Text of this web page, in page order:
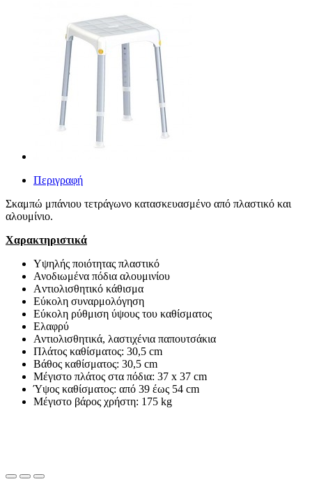
Περιγραφή
Σκαμπώ μπάνιου τετράγωνο κατασκευασμένο από πλαστικό και
αλουμίνιο.
Χαρακτηριστικά
Υψηλής ποιότητας πλαστικό
Ανοδιωμένα πόδια αλουμινίου
Aντιολισθητικό κάθισμα
Εύκολη συναρμολόγηση
Εύκολη ρύθμιση ύψους του καθίσματος
Ελαφρύ
Αντιολισθητικά, λαστιχένια παπουτσάκια
Πλάτος καθίσματος: 30,5 cm
Βάθος καθίσματος: 30,5 cm
Μέγιστο πλάτος στα πόδια: 37 x 37 cm
Ύψος καθίσματος: από 39 έως 54 cm
Μέγιστο βάρος χρήστη: 175 kg